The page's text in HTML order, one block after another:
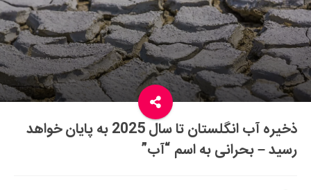
دکوراسیون و چیدمان
غذا
رستوران گردی
آشپزی
سفر و گردشگری
ایران گردی
جهان گردی
ذخیره آب انگلستان تا سال 2025 به پایان خواهد
رسید – بحرانی به اسم “آب”